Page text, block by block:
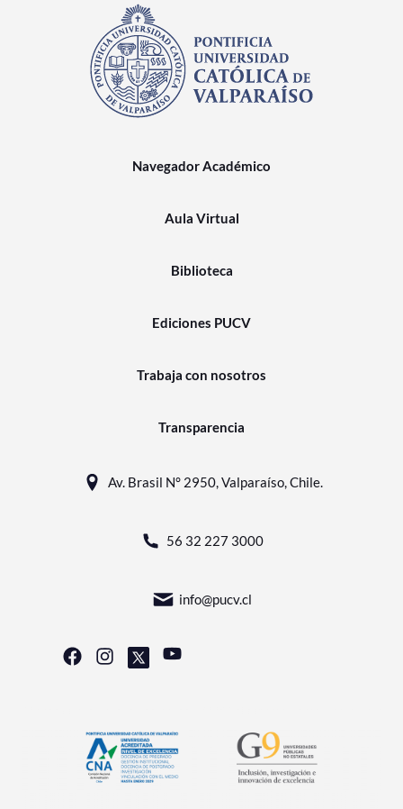
Navegador Académico
Aula Virtual
Biblioteca
Ediciones PUCV
Trabaja con nosotros
Transparencia
Av. Brasil N° 2950, Valparaíso, Chile.
56 32 227 3000
info@pucv.cl